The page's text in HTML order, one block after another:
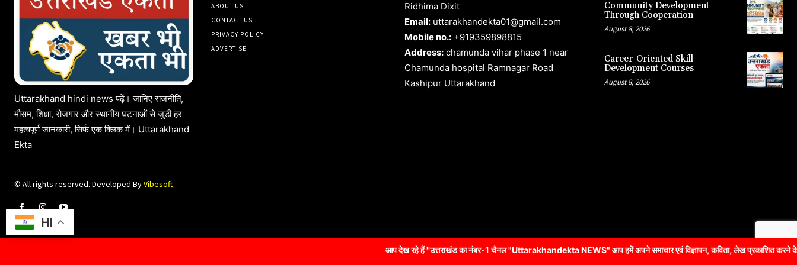
आप देख रहे हैं ''उत्तराखंड का नंबर-1 चैनल "Uttarakhandekta NEWS" आप हमें अपने समाचार एवं विज्ञापन, कविता, लेख प्रकाशित करने के लिए संपर्क कर सकते
Uttarakhand hindi news पढ़ें। जानिए राजनीति,
मौसम, शिक्षा, रोजगार और स्थानीय घटनाओं से जुड़ी हर
महत्वपूर्ण जानकारी, सिर्फ एक क्लिक में। Uttarakhand
Ekta
© All rights reserved. Developed ByVibesoft
ABOUT US
CONTACT US
PRIVACY POLICY
ADVERTISE
Ridhima Dixit
Email: uttarakhandekta01@gmail.com
Mobile no.: +919359898815
Address: chamunda vihar phase 1 near
Chamunda hospital Ramnagar Road
Kashipur Uttarakhand
Community Development
Through Cooperation
August 8, 2026
Career-Oriented Skill
Development Courses
August 8, 2026
HI